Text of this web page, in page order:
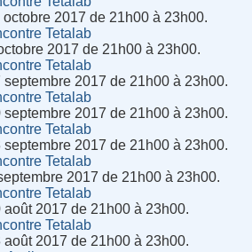
octobre 2017 de 21h00 à 23h00.
Tetalab
2017 de 21h00 à 23h00.
Tetalab
septembre 2017 de 21h00 à 23h00.
Tetalab
septembre 2017 de 21h00 à 23h00.
Tetalab
septembre 2017 de 21h00 à 23h00.
Tetalab
2017 de 21h00 à 23h00.
Tetalab
août 2017 de 21h00 à 23h00.
Tetalab
août 2017 de 21h00 à 23h00.